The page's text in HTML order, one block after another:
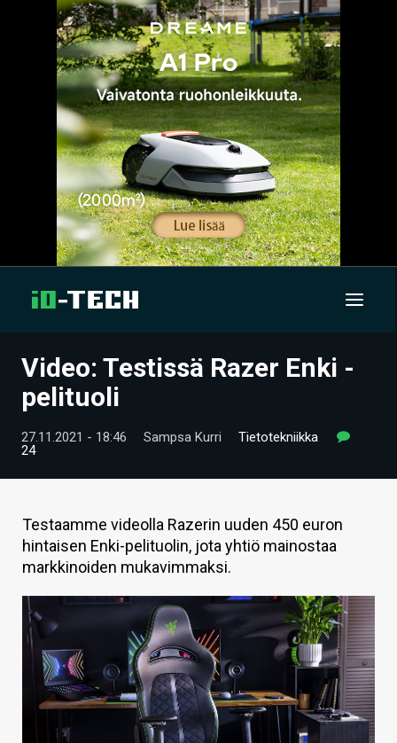
UUTISET
VIDEOT
TIETOA
HINTA.FI
KAUPPA
VAIHDA TEEMA
HAKU
Video: Testissä Razer Enki -
pelituoli
27.11.2021 - 18:46 Sampsa Kurri
Tietotekniikka
24
Testaamme videolla Razerin uuden 450 euron
hintaisen Enki-pelituolin, jota yhtiö mainostaa
markkinoiden mukavimmaksi.